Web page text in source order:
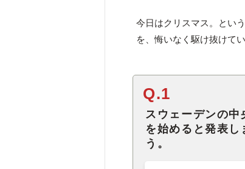
今日はクリスマス。とい
を、悔いなく駆け抜けて
Q.1
スウェーデンの
を始めると発表し
う。